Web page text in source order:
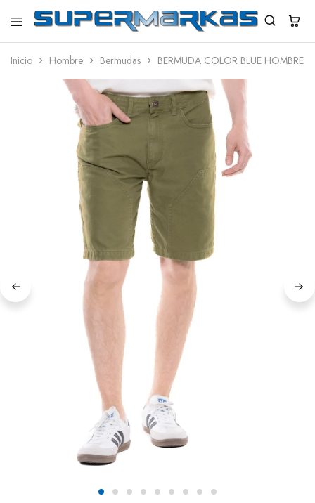
SuperMarkas
Ropa
con
Inicio Hombre Bermudas BERMUDA COLOR BLUE HOMBRE –